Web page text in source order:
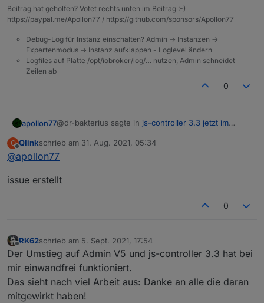
Beitrag hat geholfen? Votet rechts unten im Beitrag :-)
https://paypal.me/Apollon77 / https://github.com/sponsors/Apollon77
Debug-Log für Instanz einschalten? Admin -> Instanzen ->
Expertenmodus -> Instanz aufklappen - Loglevel ändern
Logfiles auf Platte /opt/iobroker/log/… nutzen, Admin schneidet
Zeilen ab
0
apollon77@dr-bakterius sagte in js-controller 3.3 jetzt im
Das Thema ist das die gemeldeten Min/max werte
das an. ggf kommen aber auch Mond-
Q
Offline
Qlinkschrieb am 31. Aug. 2021, 05:34
zuletzt editiert von
@apollon77
issue erstellt
0
Offline
RK62schrieb am 5. Sept. 2021, 17:54
zuletzt editiert von
Der Umstieg auf Admin V5 und js-controller 3.3 hat bei
mir einwandfrei funktioniert.
Das sieht nach viel Arbeit aus: Danke an alle die daran
mitgewirkt haben!